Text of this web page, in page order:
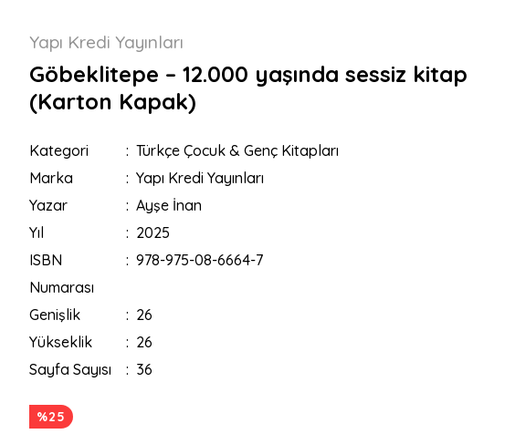
Yapı Kredi Yayınları
Göbeklitepe – 12.000 yaşında sessiz kitap
(Karton Kapak)
Kategori
Türkçe Çocuk & Genç Kitapları
Marka
Yapı Kredi Yayınları
Yazar
Ayşe İnan
Yıl
2025
ISBN
Numarası
978-975-08-6664-7
Genişlik
26
Yükseklik
26
Sayfa Sayısı
36
%25